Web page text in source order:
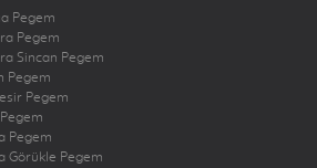
Pegem
Pegem
Sincan Pegem
Pegem
Pegem
Pegem
Görükle Pegem